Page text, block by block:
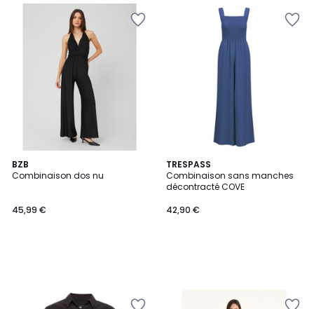
BZB
Combinaison dos nu
45,99 €
TRESPASS
Combinaison sans manches
décontracté COVE
42,90 €